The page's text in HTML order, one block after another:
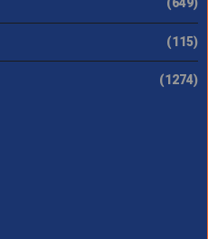
(649)
(115)
(1274)